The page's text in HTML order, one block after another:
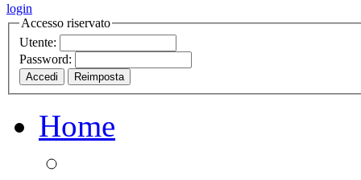
login
Accesso riservato
Utente:
Password:
Home